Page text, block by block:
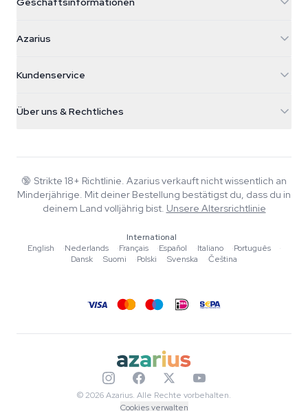
Galvaniweg 11
Nederland
+31(0)204897914
Azarius
Smokeshop
Kundenservice
FAQ
Datenschutzrichtlinie
Über uns & Rechtliches
Wiki
Blog
Musik
Redaktionelle Standards
Tools & Rechner
🔞 Strikte 18+ Richtlinie. Azarius verkauft nicht wissentlich an
Minderjährige. Mit deiner Bestellung bestätigst du, dass du in
deinem Land volljährig bist. Unsere Altersrichtlinie
International
English
·Nederlands ·Français ·Español ·Italiano ·Português
·
Dansk
·Suomi ·Polski ·Svenska ·Čeština
© 2026 Azarius. Alle Rechte vorbehalten.
Cookies verwalten